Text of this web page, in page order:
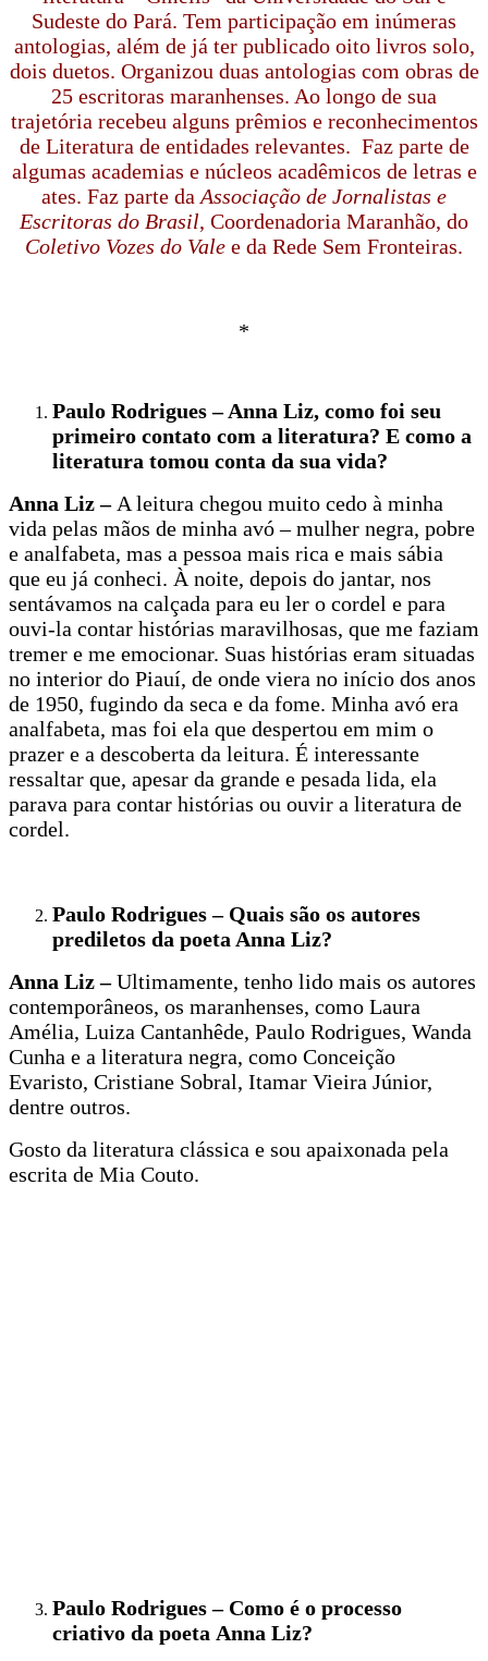
Sudeste do Pará. Tem participação em inúmeras
antologias, além de já ter publicado oito livros solo,
dois duetos. Organizou duas antologias com obras de
25 escritoras maranhenses. Ao longo de sua
trajetória recebeu alguns prêmios e reconhecimentos
de Literatura de entidades relevantes. Faz parte de
algumas academias e núcleos acadêmicos de letras e
ates. Faz parte da Associação de Jornalistas e
Escritoras do Brasil, Coordenadoria Maranhão, do
Coletivo Vozes do Vale e da Rede Sem Fronteiras.
*
Paulo Rodrigues – Anna Liz, como foi seu
primeiro contato com a literatura? E como a
literatura tomou conta da sua vida?
Anna Liz – A leitura chegou muito cedo à minha
vida pelas mãos de minha avó – mulher negra, pobre
e analfabeta, mas a pessoa mais rica e mais sábia
que eu já conheci. À noite, depois do jantar, nos
sentávamos na calçada para eu ler o cordel e para
ouvi-la contar histórias maravilhosas, que me faziam
tremer e me emocionar. Suas histórias eram situadas
no interior do Piauí, de onde viera no início dos anos
de 1950, fugindo da seca e da fome. Minha avó era
analfabeta, mas foi ela que despertou em mim o
prazer e a descoberta da leitura. É interessante
ressaltar que, apesar da grande e pesada lida, ela
parava para contar histórias ou ouvir a literatura de
cordel.
Paulo Rodrigues – Quais são os autores
prediletos da poeta Anna Liz?
Anna Liz –Ultimamente, tenho lido mais os autores
contemporâneos, os maranhenses, como Laura
Amélia, Luiza Cantanhêde, Paulo Rodrigues, Wanda
Cunha e a literatura negra, como Conceição
Evaristo, Cristiane Sobral, Itamar Vieira Júnior,
dentre outros.
Gosto da literatura clássica e sou apaixonada pela
escrita de Mia Couto.
Paulo Rodrigues – Como é o processo
criativo da poeta Anna Liz?